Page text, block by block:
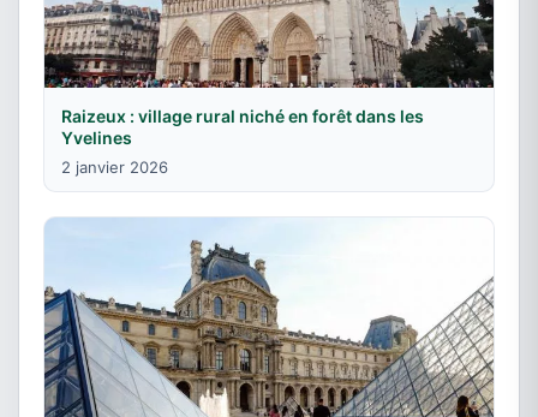
Raizeux : village rural niché en forêt dans les
Yvelines
2 janvier 2026